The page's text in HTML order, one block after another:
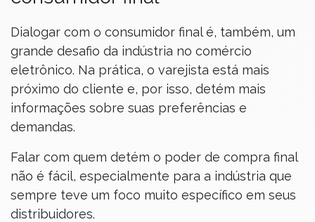
Dialogar com o consumidor final é, também, um
grande desafio da indústria no comércio
eletrônico. Na prática, o varejista está mais
próximo do cliente e, por isso, detém mais
informações sobre suas preferências e
demandas.
Falar com quem detém o poder de compra final
não é fácil, especialmente para a indústria que
sempre teve um foco muito específico em seus
distribuidores.